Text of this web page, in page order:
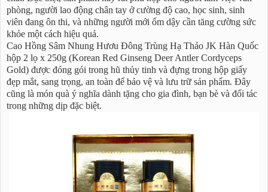
phòng, người lao động chân tay ở cường độ cao, học sinh, sinh
viên đang ôn thi, và những người mới ốm dậy cần tăng cường sức
khỏe một cách hiệu quả.
Cao Hồng Sâm Nhung Hươu Đông Trùng Hạ Thảo JK Hàn Quốc
hộp 2 lọ x 250g (Korean Red Ginseng Deer Antler Cordyceps
Gold) được đóng gói trong hũ thủy tinh và đựng trong hộp giấy
đẹp mắt, sang trọng, an toàn để bảo vệ và lưu trữ sản phẩm. Đây
cũng là món quà ý nghĩa dành tặng cho gia đình, bạn bè và đối tác
trong những dịp đặc biệt.